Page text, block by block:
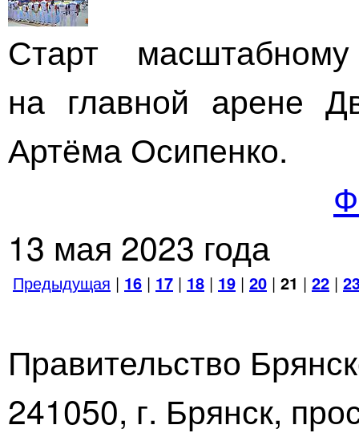
Старт
на главной арене
Артёма Осипенко.
13 мая 2023 года
Предыдущая | 16 | 17 | 18 | 19 | 20 | 21 | 22 |
Правительство
241050, г. Брянск,